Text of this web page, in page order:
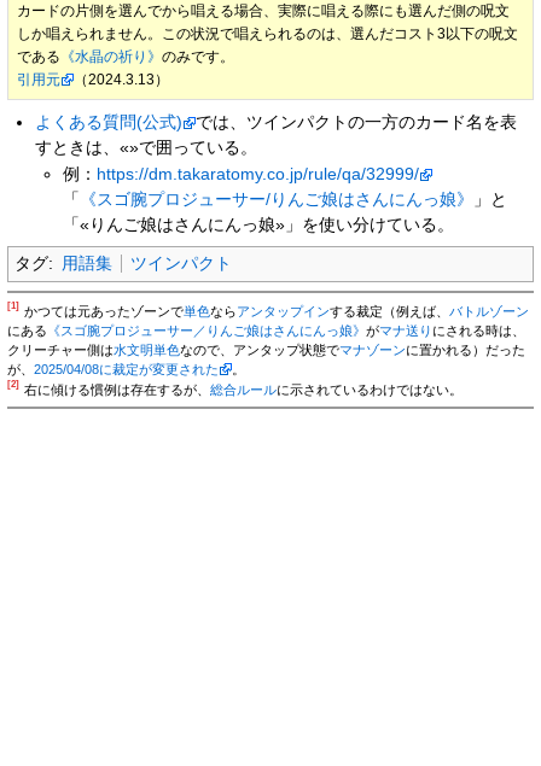
カードの片側を選んでから唱える場合、実際に唱える際にも選んだ側の呪文
しか唱えられません。この状況で唱えられるのは、選んだコスト3以下の呪文
である 《水晶の祈り》のみです。
引用元
（2024.3.13）
よくある質問(公式)
では、ツインパクトの一方のカード名を表
すときは、«»で囲っている。
例： https://dm.takaratomy.co.jp/rule/qa/32999/
「
《スゴ腕プロジューサー/りんご娘はさんにんっ娘》
」と
「«りんご娘はさんにんっ娘»」を使い分けている。
タグ: 用語集 ツインパクト
[1] かつては元あったゾーンで単色ならアンタップインする裁定（例えば、 バトルゾーン
にある 《スゴ腕プロジューサー／りんご娘はさんにんっ娘》 がマナ送り にされる時は、
クリーチャー側は水文明単色なので、アンタップ状態でマナゾーンに置かれる）だった
が、 2025/04/08に裁定が変更された 。
[2] 右に傾ける慣例は存在するが、 総合ルールに示されているわけではない。